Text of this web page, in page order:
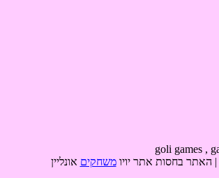
| האתר בחסות אתר יויומשחקים אונליין